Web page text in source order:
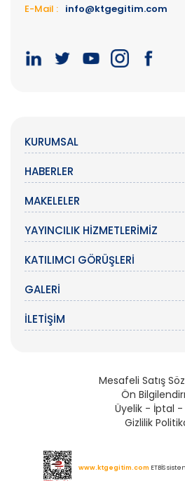
E-Mail : info@ktgegitim.com
KURUMSAL
HABERLER
MAKELELER
YAYINCILIK HIZMETLERIMIZ
KATILIMCI GÖRÜŞLERI
GALERI
İLETIŞIM
Mesafeli Satış
Ön
Üyelik - İptal -
Gizlilik
www.ktgegitim.com ETBİS